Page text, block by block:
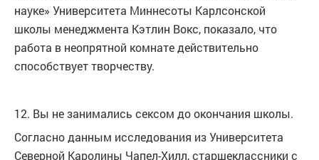
науке» Университета Миннесоты Карлсонской
школы менеджмента Кэтлин Вокс, показало, что
работа в неопрятной комнате действительно
способствует творчеству.
12. Вы не занимались сексом до окончания школы.
Согласно данным исследования из Университета
Северной Каролины Чапел-Хилл, старшеклассники с